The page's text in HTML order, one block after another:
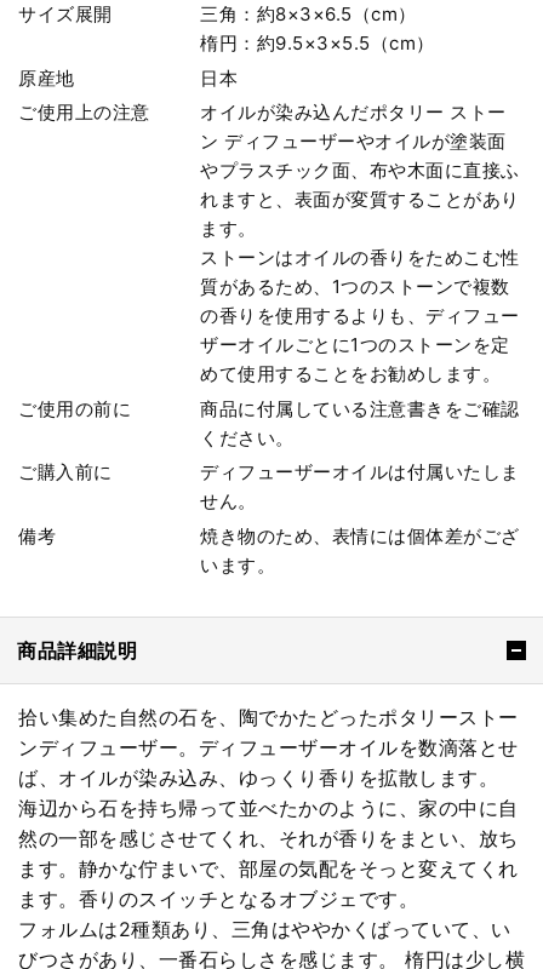
サイズ展開
三角：約8×3×6.5（cm）
楕円：約9.5×3×5.5（cm）
原産地
日本
ご使用上の注意
オイルが染み込んだポタリー ストー
ン ディフューザーやオイルが塗装面
やプラスチック面、布や木面に直接ふ
れますと、表面が変質することがあり
ます。
ストーンはオイルの香りをためこむ性
質があるため、1つのストーンで複数
の香りを使用するよりも、ディフュー
ザーオイルごとに1つのストーンを定
めて使用することをお勧めします。
ご使用の前に
商品に付属している注意書きをご確認
ください。
ご購入前に
ディフューザーオイルは付属いたしま
せん。
備考
焼き物のため、表情には個体差がござ
います。
商品詳細説明
拾い集めた自然の石を、陶でかたどったポタリーストー
ンディフューザー。ディフューザーオイルを数滴落とせ
ば、オイルが染み込み、ゆっくり香りを拡散します。
海辺から石を持ち帰って並べたかのように、家の中に自
然の一部を感じさせてくれ、それが香りをまとい、放ち
ます。静かな佇まいで、部屋の気配をそっと変えてくれ
ます。香りのスイッチとなるオブジェです。
フォルムは2種類あり、三角はややかくばっていて、い
びつさがあり、一番石らしさを感じます。 楕円は少し横